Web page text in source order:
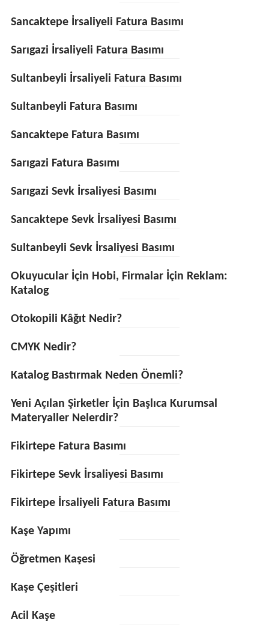
Sancaktepe İrsaliyeli Fatura Basımı
Sarıgazi İrsaliyeli Fatura Basımı
Sultanbeyli İrsaliyeli Fatura Basımı
Sultanbeyli Fatura Basımı
Sancaktepe Fatura Basımı
Sarıgazi Fatura Basımı
Sarıgazi Sevk İrsaliyesi Basımı
Sancaktepe Sevk İrsaliyesi Basımı
Sultanbeyli Sevk İrsaliyesi Basımı
Okuyucular İçin Hobi, Firmalar İçin Reklam:
Katalog
Otokopili Kâğıt Nedir?
CMYK Nedir?
Katalog Bastırmak Neden Önemli?
Yeni Açılan Şirketler İçin Başlıca Kurumsal
Materyaller Nelerdir?
Fikirtepe Fatura Basımı
Fikirtepe Sevk İrsaliyesi Basımı
Fikirtepe İrsaliyeli Fatura Basımı
Kaşe Yapımı
Öğretmen Kaşesi
Kaşe Çeşitleri
Acil Kaşe